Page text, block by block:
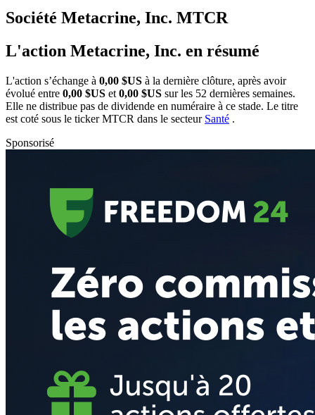
Société Metacrine, Inc. MTCR
L'action Metacrine, Inc. en résumé
L'action s’échange à 0,00 $US à la dernière clôture, après avoir
évolué entre 0,00 $US et 0,00 $US sur les 52 dernières semaines.
Elle ne distribue pas de dividende en numéraire à ce stade. Le titre
est coté sous le tickerMTCR dans le secteur Santé .
Sponsorisé